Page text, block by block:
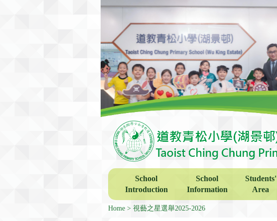
School
Introduction
School
Information
Students'
Area
Home 視藝之星選舉2025-2026